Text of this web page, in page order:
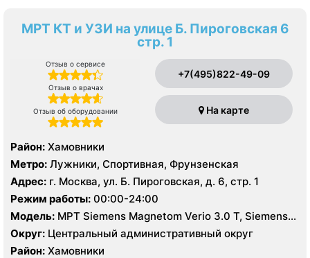
МРТ КТ и УЗИ на улице Б. Пироговская 6
стр. 1
Отзыв о сервисе
Отзыв о врачах
Отзыв об оборудовании
+7(495)822-49-09
На карте
Район: Хамовники
Метро: Лужники, Спортивная, Фрунзенская
Адрес: г. Москва, ул. Б. Пироговская, д. 6, стр. 1
Режим работы: 00:00-24:00
Модель: МРТ Siemens Magnetom Verio 3.0 T, Siemens
Magnetom Aera 1.5 Т, КТ Canon Aquilion One 640
срезов, УЗИ
Округ: Центральный административный округ
Район: Хамовники